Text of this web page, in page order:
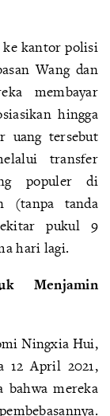
ke kantor polisi
Wang dan
membayar
hingga
uang tersebut
transfer
populer di
(tanpa tanda
pukul 9
hari lagi.
Menjamin
Ningxia Hui,
12 April 2021,
bahwa mereka